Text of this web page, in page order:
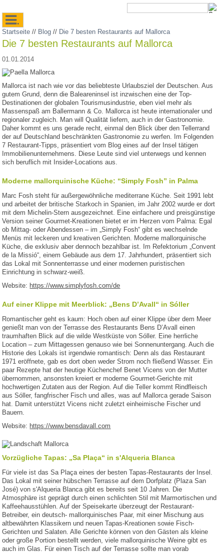
.
Startseite // Blog // Die 7 besten Restaurants auf Mallorca
Die 7 besten Restaurants auf Mallorca
01.01.2014
Mallorca ist nach wie vor das beliebteste Urlaubsziel der Deutschen. Aus
gutem Grund, denn die Baleareninsel ist inzwischen eine der Top-
Destinationen der globalen Tourismusindustrie, eben viel mehr als
Massenspaß am Ballermann & Co. Mallorca ist heute internationaler und
regionaler zugleich. Man will Qualität liefern, auch in der Gastronomie.
Daher kommt es uns gerade recht, einmal den Blick über den Tellerrand
der auf Deutschland beschränkten Gastronomie zu werfen. Im Folgenden
7 Restaurant-Tipps, präsentiert vom Blog eines auf der Insel tätigen
Immobilienunternehmens. Diese Leute sind viel unterwegs und kennen
sich beruflich mit Insider-Locations aus.
Moderne mallorquinische Küche: “Simply Fosh” in Palma
Marc Fosh steht für außergewöhnliche mediterrane Küche. Seit 1991 lebt
und arbeitet der britische Starkoch in Spanien, im Jahr 2002 wurde er dort
mit dem Michelin-Stern ausgezeichnet. Eine einfachere und preisgünstige
Version seiner Gourmet-Kreationen bietet er im Herzen vom Palma: Egal
ob Mittag- oder Abendessen – im „Simply Fosh“ gibt es wechselnde
Menüs mit leckeren und kreativen Gerichten. Moderne mallorquinische
Küche, die exklusiv aber dennoch bezahlbar ist. Im Refektorium „Convent
de la Missió“, einem Gebäude aus dem 17. Jahrhundert, präsentiert sich
das Lokal mit Sonnenterrasse und einer modernen puristischen
Einrichtung in schwarz-weiß.
Website: https://www.simplyfosh.com/de
Auf einer Klippe mit Meerblick: „Bens D’Avall“ in Sóller
Romantischer geht es kaum: Hoch oben auf einer Klippe über dem Meer
genießt man von der Terrasse des Restaurants Bens D’Avall einen
traumhaften Blick auf die wilde Westküste von Sóller. Eine herrliche
Location – zum Mittagessen genauso wie bei Sonnenuntergang. Auch die
Historie des Lokals ist irgendwie romantisch: Denn als das Restaurant
1971 eröffnete, gab es dort oben weder Strom noch fließend Wasser. Ein
paar Rezepte hat der heutige Küchenchef Benet Vicens von der Mutter
übernommen, ansonsten kreiert er moderne Gourmet-Gerichte mit
hochwertigen Zutaten aus der Region. Auf die Teller kommt Rindfleisch
aus Sóller, fangfrischer Fisch und alles, was auf Mallorca gerade Saison
hat. Damit unterstützt Vicens nicht zuletzt einheimische Fischer und
Bauern.
Website: https://www.bensdavall.com
Vorzügliche Tapas: „Sa Plaça“ in s'Alqueria Blanca
Für viele ist das Sa Plaça eines der besten Tapas-Restaurants der Insel.
Das Lokal mit seiner hübschen Terrasse auf dem Dorfplatz (Plaza San
José) von s'Alqueria Blanca gibt es bereits seit 10 Jahren. Die
Atmosphäre ist geprägt durch einen schlichten Stil mit Marmortischen und
Kaffeehausstühlen. Auf der Speisekarte überzeugt der Restaurant-
Betreiber, ein deutsch- mallorquinisches Paar, mit einer Mischung aus
altbewährten Klassikern und neuen Tapas-Kreationen sowie Fisch-
Gerichten und Salaten. Alle Gerichte können von den Gästen als kleine
oder große Portion bestellt werden, viele mallorquinische Weine gibt es
auch im Glas. Für einen Tisch auf der Terrasse sollte man vorab